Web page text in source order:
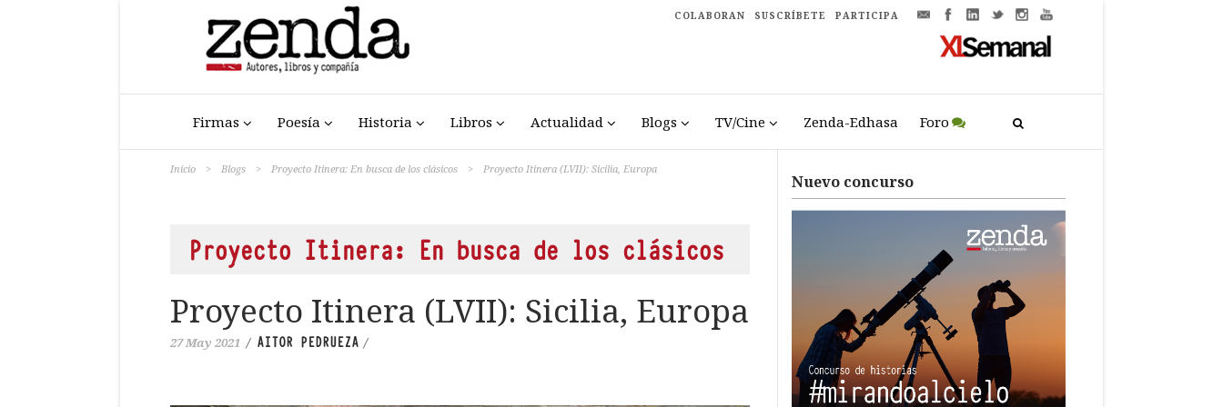
COLABORAN SUSCRÍBETE PARTICIPA
Firmas Poesía Historia Libros Actualidad Blogs TV/Cine Zenda-Edhasa Foro
Inicio > Blogs > Proyecto Itinera: En busca de los clásicos > Proyecto Itinera (LVII): Sicilia, Europa
Proyecto Itinera: En busca de los clásicos
Proyecto Itinera (LVII): Sicilia, Europa
27 May 2021 / AITOR PEDRUEZA /
Nuevo concurso